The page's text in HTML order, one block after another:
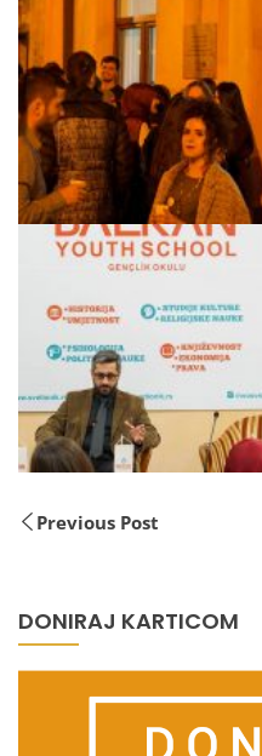
Previous Post
DONIRAJ KARTICOM